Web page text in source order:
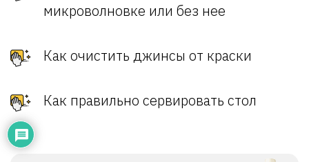
микроволновке или без нее
Как очистить джинсы от краски
Как правильно сервировать стол